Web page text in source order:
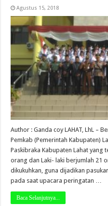
Agustus 15, 2018
Author : Ganda coy LAHAT, LhL –
Pemkab (Pemerintah Kabupaten)
Paskibraka Kabupaten Lahat yang
orang dan Laki- laki berjumlah 21
dikukuhkan, guna dijadikan
pada saat upacara peringatan …
Baca Selanjutnya...